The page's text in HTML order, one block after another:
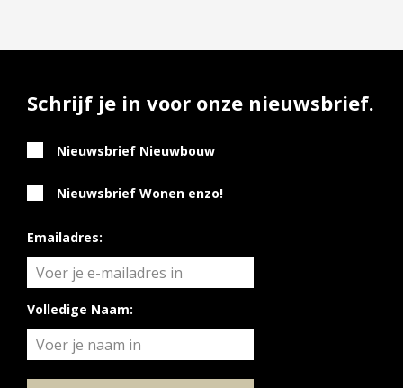
Schrijf je in voor onze nieuwsbrief.
Nieuwsbrief Nieuwbouw
Nieuwsbrief Wonen enzo!
Emailadres:
Volledige Naam: